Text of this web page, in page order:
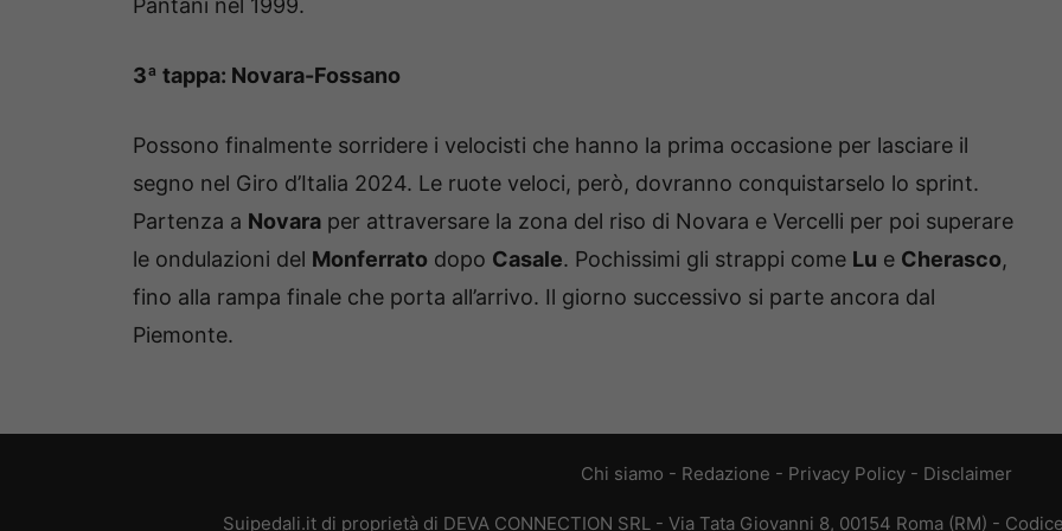
Pantani nel 1999.
3ª tappa: Novara-Fossano
Possono finalmente sorridere i velocisti che hanno la prima occasione per lasciare il
segno nel Giro d’Italia 2024. Le ruote veloci, però, dovranno conquistarselo lo sprint.
Partenza a Novara per attraversare la zona del riso di Novara e Vercelli per poi superare
le ondulazioni del Monferrato dopo Casale. Pochissimi gli strappi come Lu e Cherasco,
fino alla rampa finale che porta all’arrivo. Il giorno successivo si parte ancora dal
Piemonte.
Chi siamo - Redazione - Privacy Policy - Disclaimer
Suipedali.it di proprietà di DEVA CONNECTION SRL - Via Tata Giovanni 8, 00154 Roma (RM) -